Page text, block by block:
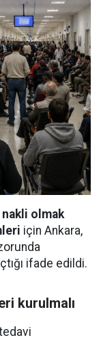
olmak
için Ankara,
ifade edildi.
kurulmalı